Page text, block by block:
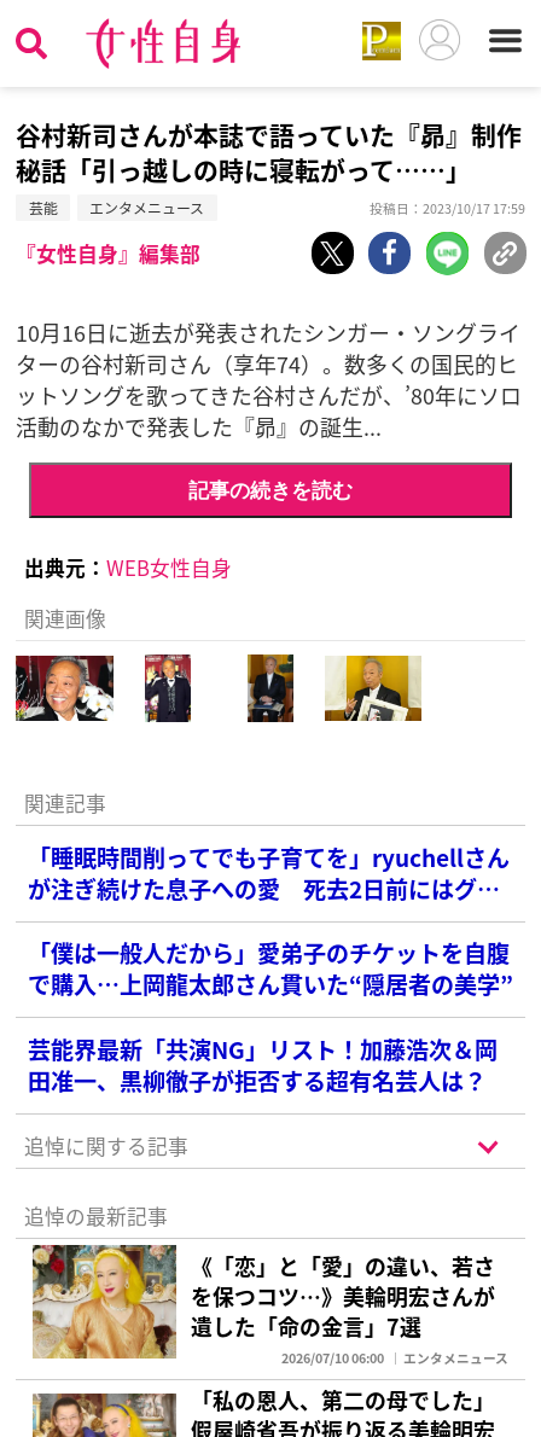
谷村新司さんが本誌で語っていた『昴』制作
秘話「引っ越しの時に寝転がって……」
芸能 エンタメニュース 投稿日：2023/10/17 17:59
『女性自身』編集部
10月16日に逝去が発表されたシンガー・ソングライ
ターの谷村新司さん（享年74）。数多くの国民的ヒ
ットソングを歌ってきた谷村さんだが、’80年にソロ
活動のなかで発表した『昴』の誕生...
記事の続きを読む
出典元： WEB女性自身
関連画像
関連記事
「睡眠時間削ってでも子育てを」ryuchellさん
が注ぎ続けた息子への愛 死去2日前にはグア
ムへ渡り5歳のお祝い
「僕は一般人だから」愛弟子のチケットを自腹
で購入…上岡龍太郎さん貫いた“隠居者の美学”
芸能界最新「共演NG」リスト！加藤浩次＆岡
田准一、黒柳徹子が拒否する超有名芸人は？
追悼に関する記事
追悼の最新記事
《「恋」と「愛」の違い、若さ
を保つコツ…》美輪明宏さんが
遺した「命の金言」7選
2026/07/10 06:00 エンタメニュース
「私の恩人、第二の母でした」
假屋崎省吾が振り返る美輪明宏